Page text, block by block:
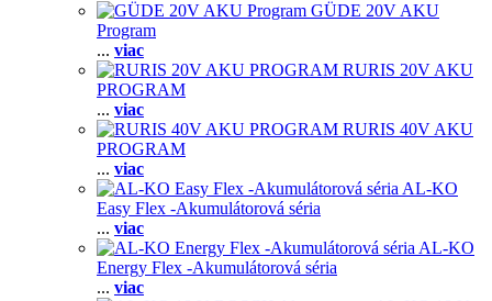
GÜDE 20V AKU
Program
... viac
RURIS 20V AKU
PROGRAM
... viac
RURIS 40V AKU
PROGRAM
... viac
AL-KO
Easy Flex -Akumulátorová séria
... viac
AL-KO
Energy Flex -Akumulátorová séria
... viac